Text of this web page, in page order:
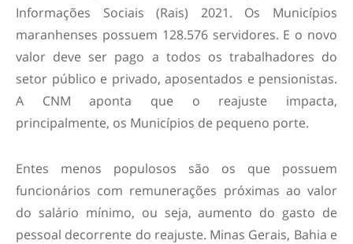
Informações Sociais (Rais) 2021. Os Municípios
maranhenses possuem 128.576 servidores. E o novo
valor deve ser pago a todos os trabalhadores do
setor público e privado, aposentados e pensionistas.
A CNM aponta que o reajuste impacta,
principalmente, os Municípios de pequeno porte.
Entes menos populosos são os que possuem
funcionários com remunerações próximas ao valor
do salário mínimo, ou seja, aumento do gasto de
pessoal decorrente do reajuste. Minas Gerais, Bahia e